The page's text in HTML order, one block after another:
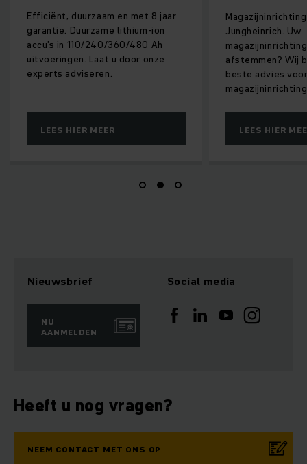
duurzaam en met 8 jaar
Duurzame lithium-ion
in 110/240/360/480 Ah
Laat u door onze
adviseren.
LEES HIER MEER
Magazijninrichting door
Jungheinrich. Uw
magazijninrichting
afstemmen? Wij
beste advies voor
magazijninrichting.
LEES HIER MEER
Nieuwsbrief
NU
AANMELDEN
Social media
Heeft u nog vragen?
NEEM CONTACT MET ONS OP